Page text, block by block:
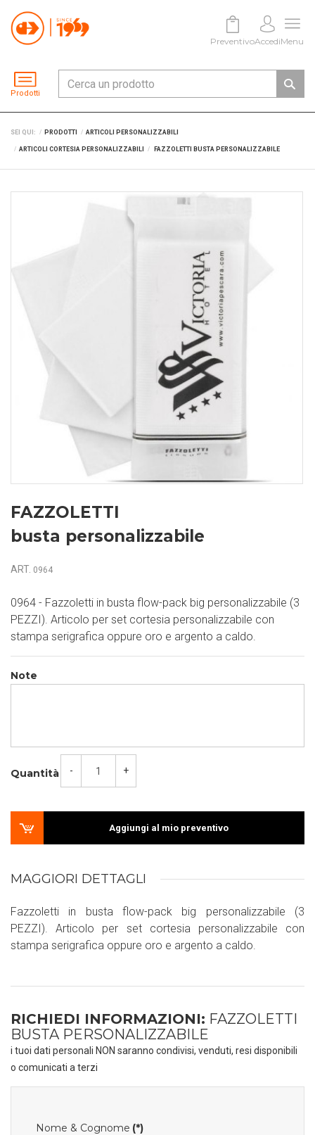
Prodotti
PreventivoAccediMenu
SEI QUI: PRODOTTI ARTICOLI PERSONALIZZABILI
ARTICOLI CORTESIA PERSONALIZZABILI FAZZOLETTI BUSTA PERSONALIZZABILE
FAZZOLETTI
busta personalizzabile
ART. 0964
0964 - Fazzoletti in busta flow-pack big personalizzabile (3
PEZZI). Articolo per set cortesia personalizzabile con
stampa serigrafica oppure oro e argento a caldo.
Note
Quantità - +
Aggiungi al mio preventivo
MAGGIORI DETTAGLI
Fazzoletti in busta flow-pack big personalizzabile (3
PEZZI). Articolo per set cortesia personalizzabile con
stampa serigrafica oppure oro e argento a caldo.
RICHIEDI INFORMAZIONI: FAZZOLETTI
BUSTA PERSONALIZZABILE
i tuoi dati personali NON saranno condivisi, venduti, resi disponibili
o comunicati a terzi
Nome & Cognome (*)